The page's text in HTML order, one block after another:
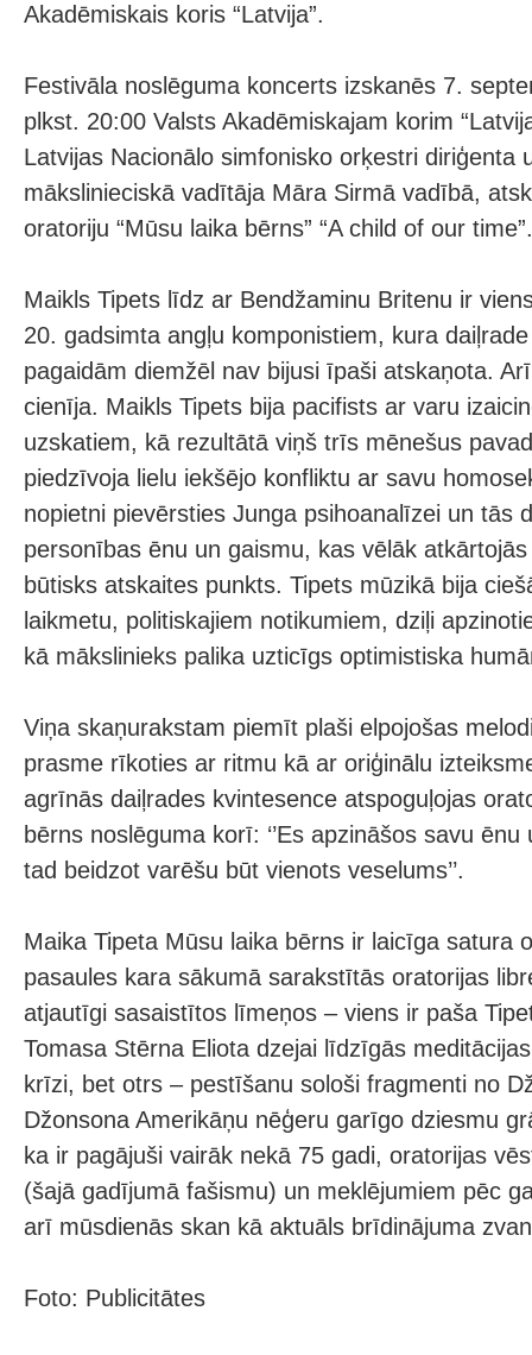
Akadēmiskais koris “Latvija”.
Festivāla noslēguma koncerts izskanēs 7.
plkst. 20:00 Valsts Akadēmiskajam korim
Latvijas Nacionālo simfonisko orķestri diriģenta
mākslinieciskā vadītāja Māra Sirmā vadībā,
oratoriju “Mūsu laika bērns” “A child of our time”.
Maikls Tipets līdz ar Bendžaminu Britenu ir
20. gadsimta angļu komponistiem, kura
pagaidām diemžēl nav bijusi īpaši atskaņota.
cienīja. Maikls Tipets bija pacifists ar varu
uzskatiem, kā rezultātā viņš trīs mēnešus
piedzīvoja lielu iekšējo konfliktu ar savu
nopietni pievērsties Junga psihoanalīzei un tās
personības ēnu un gaismu, kas vēlāk
būtisks atskaites punkts. Tipets mūzikā bija
laikmetu, politiskajiem notikumiem, dziļi
kā mākslinieks palika uzticīgs optimistiska
Viņa skaņurakstam piemīt plaši elpojošas
prasme rīkoties ar ritmu kā ar oriģinālu
agrīnās daiļrades kvintesence atspoguļojas
bērns noslēguma korī: ‘’Es apzināšos savu
tad beidzot varēšu būt vienots veselums’’.
Maika Tipeta Mūsu laika bērns ir laicīga satura
pasaules kara sākumā sarakstītās oratorijas
atjautīgi sasaistītos līmeņos – viens ir paša
Tomasa Stērna Eliota dzejai līdzīgās
krīzi, bet otrs – pestīšanu sološi fragmenti no
Džonsona Amerikāņu nēģeru garīgo dziesmu
ka ir pagājuši vairāk nekā 75 gadi, oratorijas
(šajā gadījumā fašismu) un meklējumiem pēc
arī mūsdienās skan kā aktuāls brīdinājuma
Foto: Publicitātes